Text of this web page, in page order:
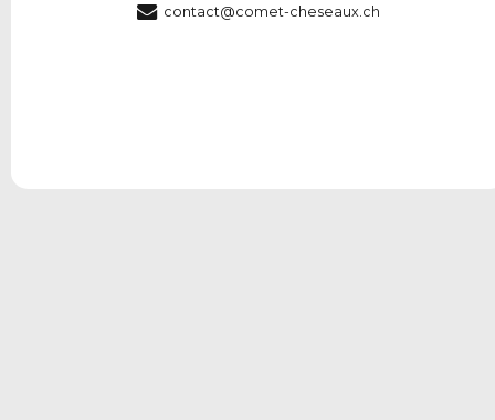
contact@comet-cheseaux.ch